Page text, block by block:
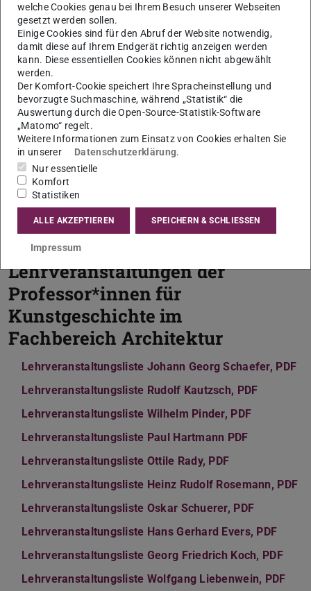
Lehrveranstaltungen der
Professor*innen für
Kunstgeschichte im
Fachbereich Architektur
Lehrveranstaltungsliste Johann Georg Schaefer, PDF
Lehrveranstaltungsliste Rudolf Kautzsch, PDF
Lehrveranstaltungsliste Wilhelm Pinder, PDF
Lehrveranstaltungsliste Paul Hartmann PDF
Lehrveranstaltungsliste Ottile Rady, PDF
Lehrveranstaltungsliste Heinz Rudolf Rosemann, PDF
Lehrveranstaltungsliste Oskar Schuerer, PDF
Lehrveranstaltungsliste Hans Gerhard Evers, PDF
Lehrveranstaltungsliste Georg Friedrich Koch, PDF
Lehrveranstaltungsliste Wolfgang Liebenwein, PDF
welche Cookies genau bei Ihrem Besuch unserer Webseiten
gesetzt werden sollen.
Einige Cookies sind für den Abruf der Website notwendig,
damit diese auf Ihrem Endgerät richtig anzeigen werden
kann. Diese essentiellen Cookies können nicht abgewählt
werden.
Der Komfort-Cookie speichert Ihre Spracheinstellung und
bevorzugte Suchmaschine, während „Statistik“ die
Auswertung durch die Open-Source-Statistik-Software
„Matomo“ regelt.
Weitere Informationen zum Einsatz von Cookies erhalten Sie
in unserer
Datenschutzerklärung.
Nur essentielle
Komfort
Statistiken
ALLE AKZEPTIEREN SPEICHERN & SCHLIESSEN
Impressum